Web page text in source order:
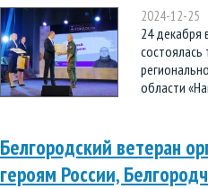
2024-12-25
24 декабря
области
Белгородский ветеран
героям России,